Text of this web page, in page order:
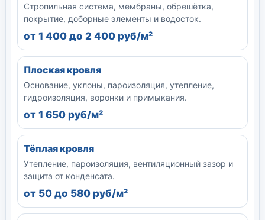
Стропильная система, мембраны, обрешётка,
покрытие, доборные элементы и водосток.
от 1 400 до 2 400 руб/м²
Плоская кровля
Основание, уклоны, пароизоляция, утепление,
гидроизоляция, воронки и примыкания.
от 1 650 руб/м²
Тёплая кровля
Утепление, пароизоляция, вентиляционный зазор и
защита от конденсата.
от 50 до 580 руб/м²